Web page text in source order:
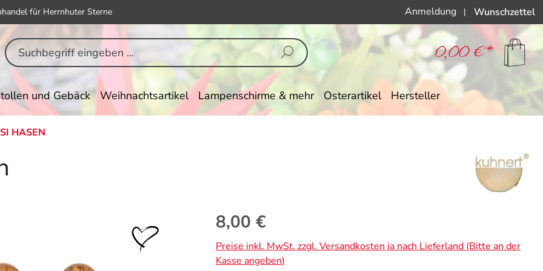
für Herrnhuter Sterne Anmeldung | Wunschzettel
0,00 €*
und Gebäck Weihnachtsartikel Lampenschirme & mehr Osterartikel Hersteller
HASEN
Regulärer Preis:
8,00 €
Preise inkl. MwSt. zzgl. Versandkosten ja nach Lieferland (Bitte an der
Kasse angeben)